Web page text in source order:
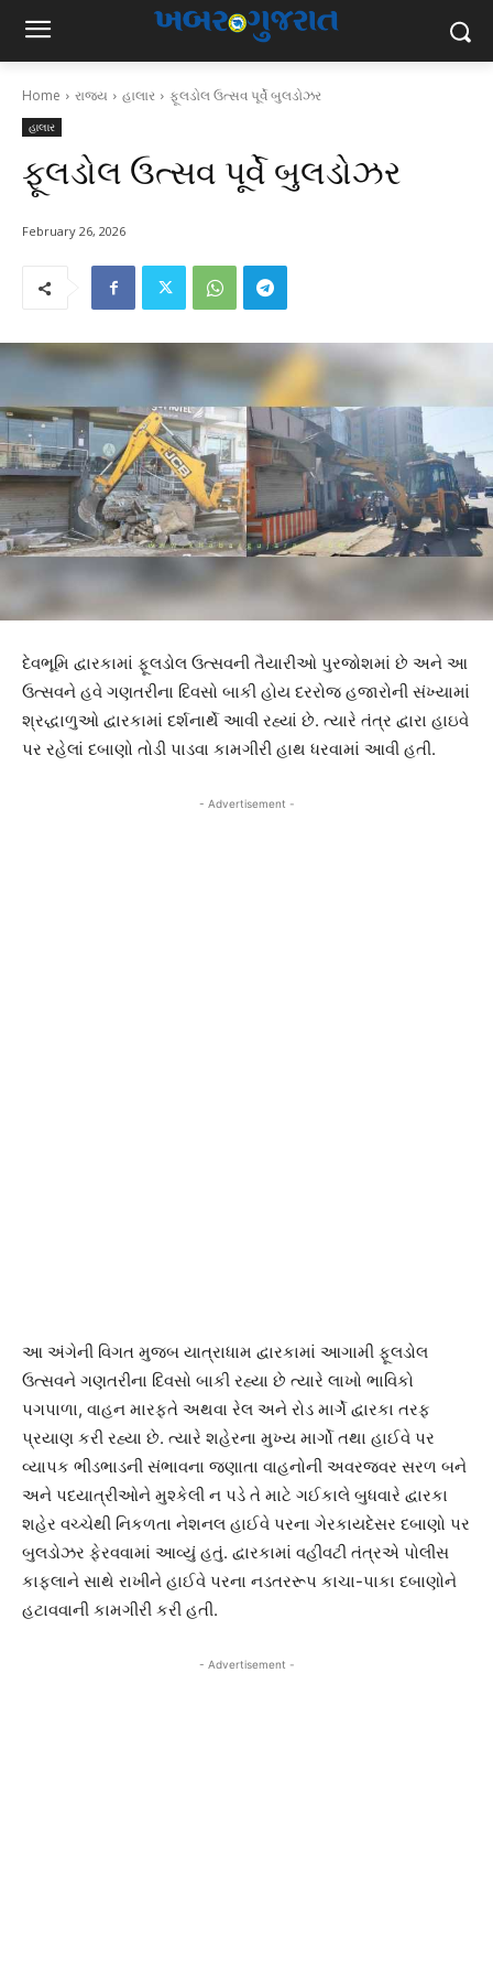
Home રાજ્ય હાલાર ફૂલડોલ ઉત્સવ પૂર્વે બુલડોઝર
હાલાર
ફૂલડોલ ઉત્સવ પૂર્વે બુલડોઝર
February 26, 2026
દેવભૂમિ દ્વારકામાં ફૂલડોલ ઉત્સવની તૈયારીઓ પુરજોશમાં છે અને આ
ઉત્સવને હવે ગણતરીના દિવસો બાકી હોય દરરોજ હજારોની સંખ્યામાં
શ્રદ્ધાળુઓ દ્વારકામાં દર્શનાર્થે આવી રહ્યાં છે. ત્યારે તંત્ર દ્વારા હાઇવે
પર રહેલાં દબાણો તોડી પાડવા કામગીરી હાથ ધરવામાં આવી હતી.
- Advertisement -
આ અંગેની વિગત મુજબ યાત્રાધામ દ્વારકામાં આગામી ફૂલડોલ
ઉત્સવને ગણતરીના દિવસો બાકી રહ્યા છે ત્યારે લાખો ભાવિકો
પગપાળા, વાહન મારફતે અથવા રેલ અને રોડ માર્ગે દ્વારકા તરફ
પ્રયાણ કરી રહ્યા છે. ત્યારે શહેરના મુખ્ય માર્ગો તથા હાઈવે પર
વ્યાપક ભીડભાડની સંભાવના જણાતા વાહનોની અવરજવર સરળ બને
અને પદયાત્રીઓને મુશ્કેલી ન પડે તે માટે ગઈકાલે બુધવારે દ્વારકા
શહેર વચ્ચેથી નિકળતા નેશનલ હાઈવે પરના ગેરકાયદેસર દબાણો પર
બુલડોઝર ફેરવવામાં આવ્યું હતું. દ્વારકામાં વહીવટી તંત્રએ પોલીસ
કાફલાને સાથે રાખીને હાઈવે પરના નડતરરૂપ કાચા-પાકા દબાણોને
હટાવવાની કામગીરી કરી હતી.
- Advertisement -